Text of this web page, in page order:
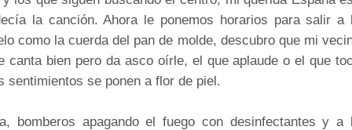
la canción. Ahora le ponemos horarios para salir a
como la cuerda del pan de molde, descubro que mi
canta bien pero da asco oírle, el que aplaude o el que
se ponen a flor de piel.
bomberos apagando el fuego con desinfectantes y a